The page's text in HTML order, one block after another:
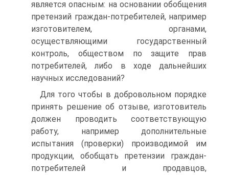
является опасным: на основании обобщения
претензий граждан-потребителей, например
изготовителем, органами,
осуществляющими государственный
контроль, обществом по защите прав
потребителей, либо в ходе дальнейших
научных исследований?
Для того чтобы в добровольном порядке
принять решение об отзыве, изготовитель
должен проводить соответствующую
работу, например дополнительные
испытания (проверки) производимой им
продукции, обобщать претензии граждан-
потребителей и продавцов,